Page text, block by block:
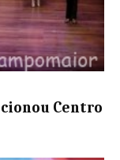
Centro